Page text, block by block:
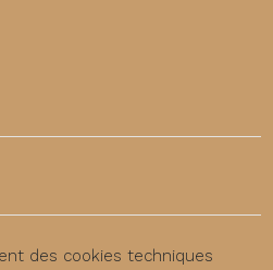
des cookies techniques